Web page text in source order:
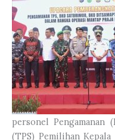
personel Pengamanan
(TPS) Pemilihan